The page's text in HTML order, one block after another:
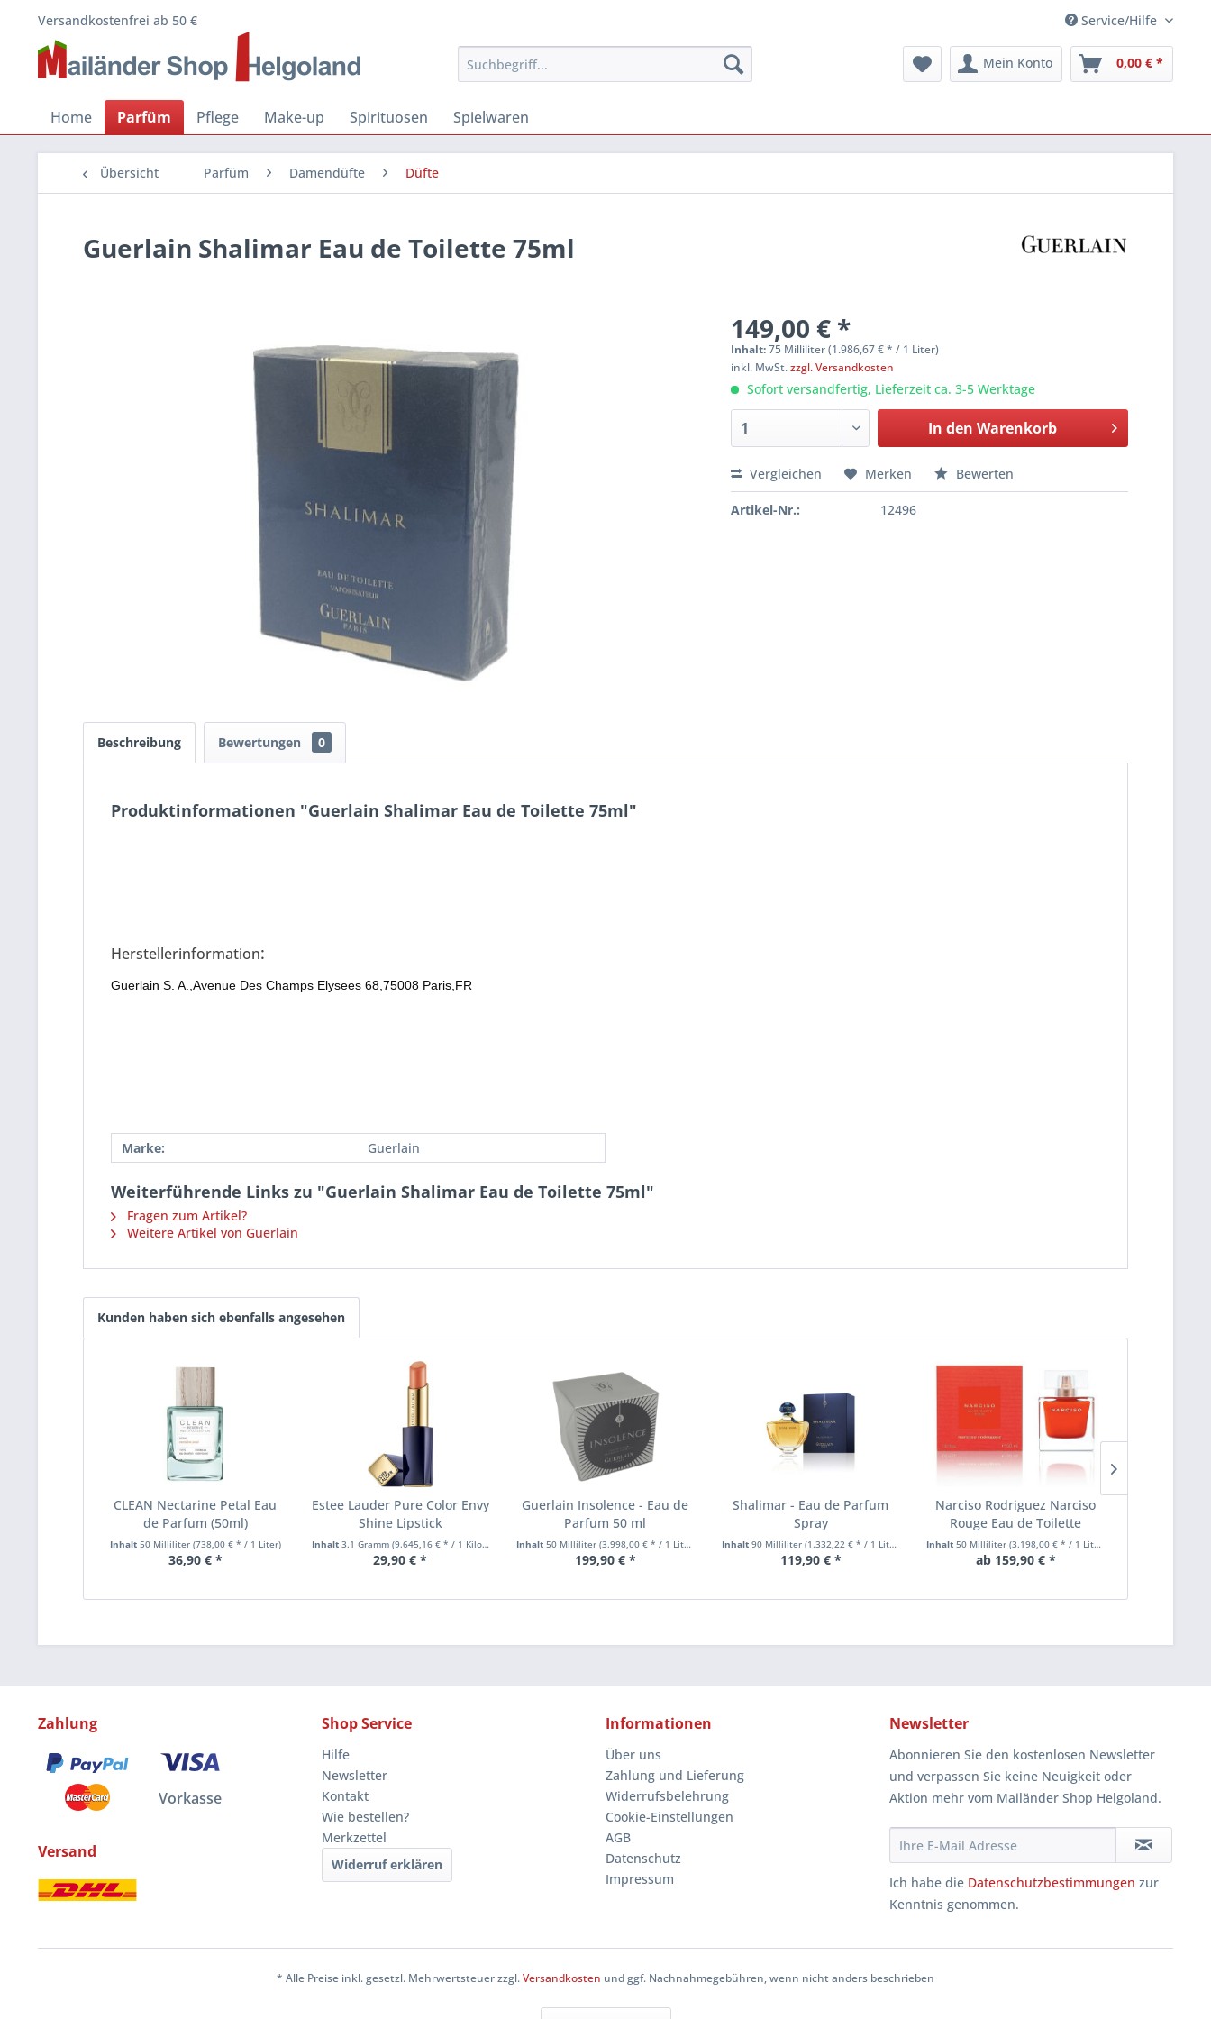
Versandkostenfrei ab 50 € Service/Hilfe
Mein Konto 0,00 € *
Home Parfüm Pflege Make-up Spirituosen Spielwaren
Übersicht Parfüm Damendüfte Düfte
Guerlain Shalimar Eau de Toilette 75ml
149,00 € *
Inhalt:75 Milliliter (1.986,67 € * / 1 Liter)
inkl. MwSt.zzgl. Versandkosten
Sofort versandfertig, Lieferzeit ca. 3-5 Werktage
In den Warenkorb
Vergleichen Merken Bewerten
Artikel-Nr.: 12496
Beschreibung Bewertungen 0
Produktinformationen "Guerlain Shalimar Eau de Toilette 75ml"
Herstellerinformation:
Guerlain S. A.,Avenue Des Champs Elysees 68,75008 Paris,FR
Marke: Guerlain
Weiterführende Links zu "Guerlain Shalimar Eau de Toilette 75ml"
Fragen zum Artikel?
Weitere Artikel von Guerlain
Kunden haben sich ebenfalls angesehen
CLEAN Nectarine Petal Eau
de Parfum (50ml)
Inhalt 50 Milliliter (738,00 € * / 1 Liter)
36,90 € *
Estee Lauder Pure Color Envy
Shine Lipstick
Inhalt 3.1 Gramm (9.645,16 € * / 1 Kilogramm)
29,90 € *
Guerlain Insolence - Eau de
Parfum 50 ml
Inhalt50 Milliliter(3.998,00 € * / 1 Liter)
199,90 € *
Shalimar - Eau de Parfum
Spray
Inhalt 90 Milliliter (1.332,22 € * / 1 Liter)
119,90 € *
Narciso Rodriguez Narciso
Rouge Eau de Toilette
Inhalt50 Milliliter(3.198,00 € * / 1 Liter)
ab 159,90 € *
Zahlung
Vorkasse
Versand
Shop Service
Hilfe
Newsletter
Kontakt
Wie bestellen?
Merkzettel
Widerruf erklären
Informationen
Über uns
Zahlung und Lieferung
Widerrufsbelehrung
Cookie-Einstellungen
AGB
Datenschutz
Impressum
Newsletter
Abonnieren Sie den kostenlosen Newsletter
und verpassen Sie keine Neuigkeit oder
Aktion mehr vom Mailänder Shop Helgoland.
Ich habe die Datenschutzbestimmungen zur
Kenntnis genommen.
* Alle Preise inkl. gesetzl. Mehrwertsteuer zzgl.Versandkosten und ggf. Nachnahmegebühren, wenn nicht anders beschrieben